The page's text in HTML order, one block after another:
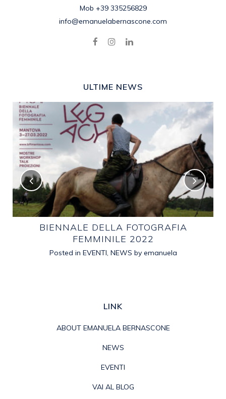
Mob +39 335256829
info@emanuelabernascone.com
ULTIME NEWS
BIENNALE DELLA FOTOGRAFIA
FEMMINILE 2022
Posted in EVENTI, NEWS by emanuela
LINK
ABOUT EMANUELA BERNASCONE
NEWS
EVENTI
VAI AL BLOG